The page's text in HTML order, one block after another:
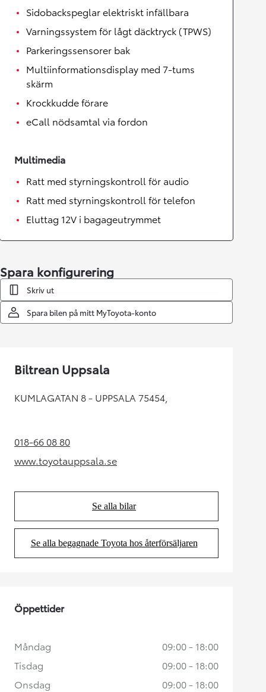
Sidobackspeglar elektriskt infällbara
Varningssystem för lågt däcktryck (TPWS)
Parkeringssensorer bak
Multiinformationsdisplay med 7-tums
skärm
Krockkudde förare
eCall nödsamtal via fordon
Multimedia
Ratt med styrningskontroll för audio
Ratt med styrningskontroll för telefon
Eluttag 12V i bagageutrymmet
Spara konfigurering
Skriv ut
Spara bilen på mitt MyToyota-konto
Biltrean Uppsala
KUMLAGATAN 8 - UPPSALA 75454,
018-66 08 80(Opens in new tab)
www.toyotauppsala.se
(Opens in new tab)
Se alla bilar
(Opens in new tab)
Se alla begagnade Toyota hos återförsäljaren
(Opens in new tab)
Öppettider
Måndag
09:00 - 18:00
Tisdag
09:00 - 18:00
Onsdag
09:00 - 18:00